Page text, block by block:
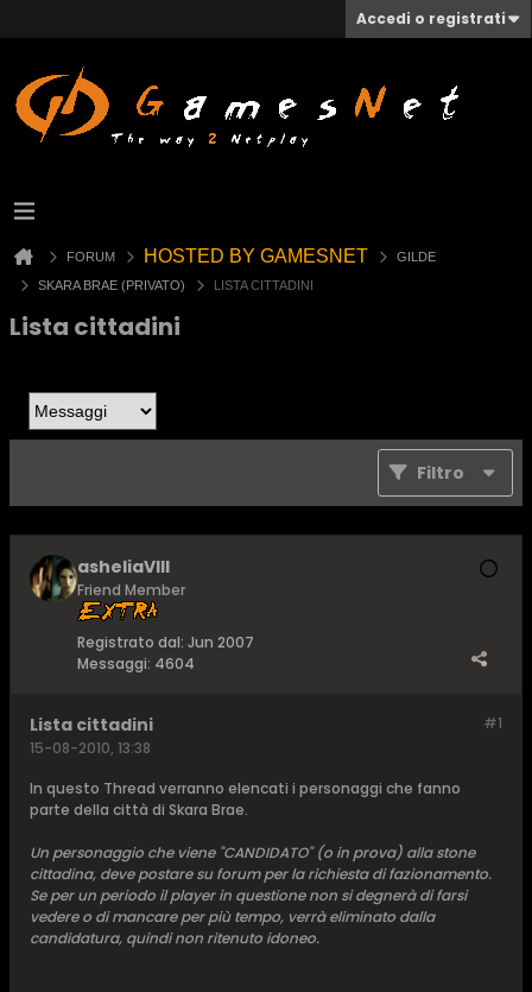
Accedi o registrati
FORUM HOSTED BY GAMESNET
GILDE
SKARA BRAE (PRIVATO)
LISTA CITTADINI
Lista cittadini
Filtro
asheliaVIII
Friend Member
Registrato dal: Jun 2007
Messaggi: 4604
#1
Lista cittadini
15-08-2010, 13:38
In questo Thread verranno elencati i personaggi che fanno
parte della città di Skara Brae.
Un personaggio che viene "CANDIDATO" (o in prova) alla stone
cittadina, deve postare su forum per la richiesta di fazionamento.
Se per un periodo il player in questione non si degnerà di farsi
vedere o di mancare per più tempo, verrà eliminato dalla
candidatura, quindi non ritenuto idoneo.